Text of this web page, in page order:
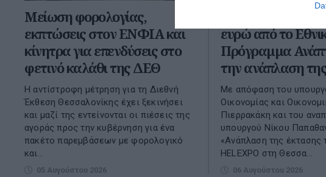
Μείωση φορολογίας,
εκπτώσεις στον ΕΝΦΙΑ και
κίνητρα για επενδύσεις στο
φετινό καλάθι της ΔΕΘ
Η αντίστροφη μέτρηση για τη Διεθνή
Έκθεση Θεσσαλονίκης έχει ξεκινήσει
και μαζί της εντείνονται οι πιέσεις της
αγοράς προς την κυβέρνηση για ένα
πακέτο παρεμβάσεων με φορολογικό
και...
05 Αυγούστου 2026
Χρηματοδότηση
ευρώ από το
Πρόγραμμα
την ανάπλαση
Με απόφαση του
Οικονομίας και
Πιερρακάκη και του
υπουργού Νίκου
«Ανάπλαση της έκτασης
HELEXPO στη Θεσσα...
06 Αυγούστου 2026